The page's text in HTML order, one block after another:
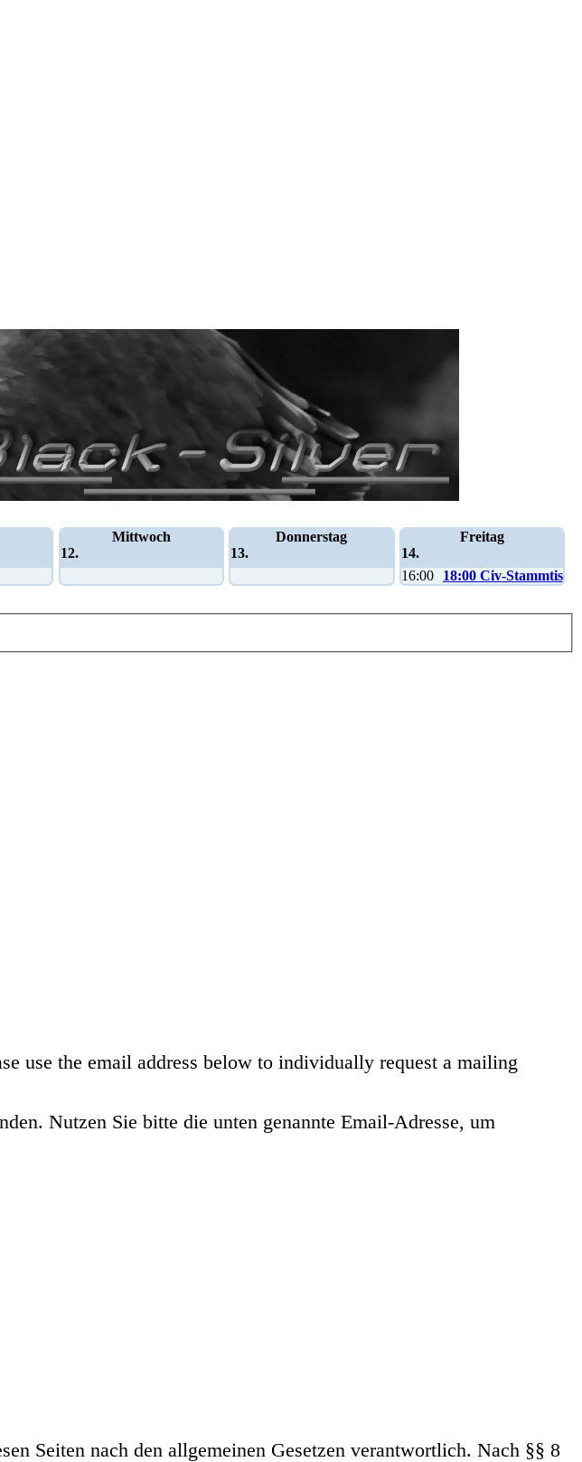
Mittwoch
12.
Donnerstag
13.
Freitag
14.
16:00
18:00 Civ-Stammtisch
use the email address below to individually request a mailing
Nutzen Sie bitte die unten genannte Email-Adresse, um
Seiten nach den allgemeinen Gesetzen verantwortlich. Nach §§ 8